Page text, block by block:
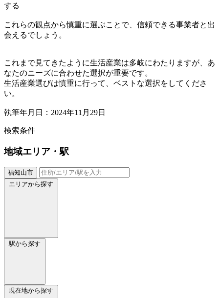
する
これらの観点から慎重に選ぶことで、信頼できる事業者と出
会えるでしょう。
これまで見てきたように生活産業は多岐にわたりますが、あ
なたのニーズに合わせた選択が重要です。
生活産業選びは慎重に行って、ベストな選択をしてくださ
い。
執筆年月日：2024年11月29日
検索条件
地域エリア・駅
福知山市
エリアから探す
駅から探す
現在地から探す